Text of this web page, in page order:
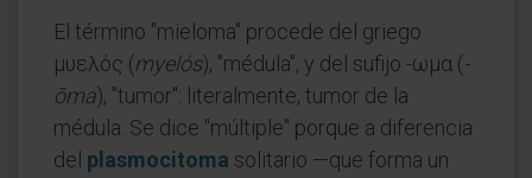
El término "mieloma" procede del griego
μυελός (myelós), "médula", y del sufijo -ωμα (-
ōma), "tumor": literalmente, tumor de la
médula. Se dice "múltiple" porque a diferencia
del plasmocitoma solitario —que forma un